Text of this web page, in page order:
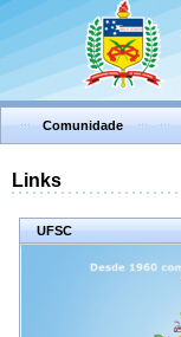
Comunidade
Links
UFSC